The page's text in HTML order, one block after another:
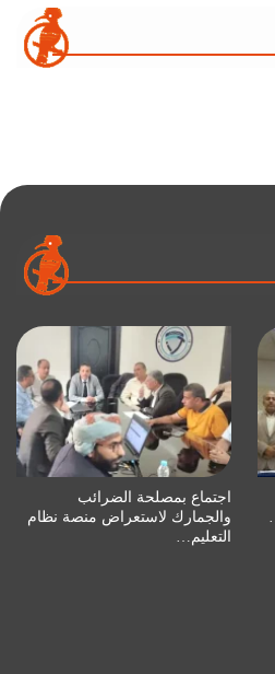
اجتماع بمصلحة الضرائب
والجمارك لاستعراض منصة نظام
التعليم…